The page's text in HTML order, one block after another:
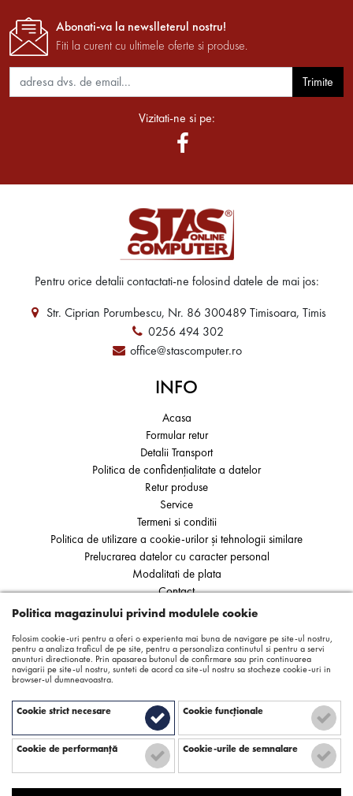
Abonati-va la newslleterul nostru!
Fiti la curent cu ultimele oferte si produse.
Trimite
Vizitati-ne si pe:
Pentru orice detalii contactati-ne folosind datele de mai jos:
Str. Ciprian Porumbescu, Nr. 86 300489 Timisoara, Timis
0256 494 302
office@stascomputer.ro
INFO
Acasa
Formular retur
Detalii Transport
Politica de confidențialitate a datelor
Retur produse
Service
Termeni si conditii
Politica de utilizare a cookie-urilor și tehnologii similare
Prelucrarea datelor cu caracter personal
Modalitati de plata
Contact
ANPC
Politica magazinului privind modulele cookie
Folosim cookie-uri pentru a oferi o experienta mai buna de navigare pe site-ul nostru,
pentru a analiza traficul de pe site, pentru a personaliza continutul si pentru a servi
anunturi directionate. Prin apasarea butonul de confirmare sau prin continuarea
navigarii pe site-ul nostru, sunteti de acord ca site-ul nostru sa stocheze cookie-uri in
browser-ul dumneavoastra.
Cookie strict necesare Cookie funcţionale
Cookie de performanţă Cookie-urile de semnalare